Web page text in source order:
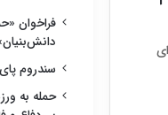
فراخوان
سندروم
حمله به